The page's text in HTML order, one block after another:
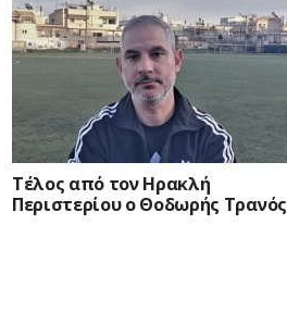
Τέλος από τον Ηρακλή
Περιστερίου ο Θοδωρής Τρανός